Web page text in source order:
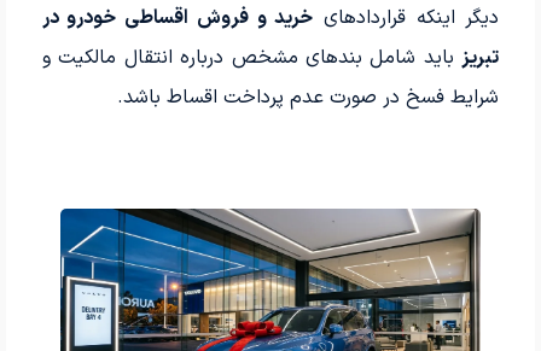
دیگر اینکه قراردادهای خرید و فروش اقساطی خودرو در
تبریز باید شامل بندهای مشخص درباره انتقال مالکیت و
شرایط فسخ در صورت عدم پرداخت اقساط باشد.